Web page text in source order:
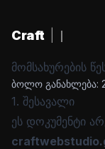
Craft
მომსახურების
ბოლო განახლება:
1. შესავალი
ეს დოკუმენტი